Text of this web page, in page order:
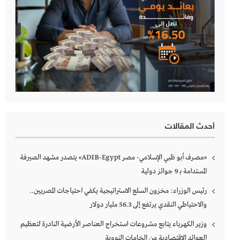
أحدث المقالات
«مصرف أبو ظبي الإسلامي- مصر ADIB-Egypt» يتصدر مشهد الصيرفة
المستدامة بـ 9 جوائز دولية
رئيس الوزراء: مخزون السلع الاستراتيجية يكفي احتياجات المصريين..
والاحتياطي النقدي يرتفع إلى 56.3 مليار دولار
وزير الكهرباء يتابع مشروعات استخراج العناصر الأرضية النادرة لتعظيم
العوائد الاقتصادية من الخامات النووية